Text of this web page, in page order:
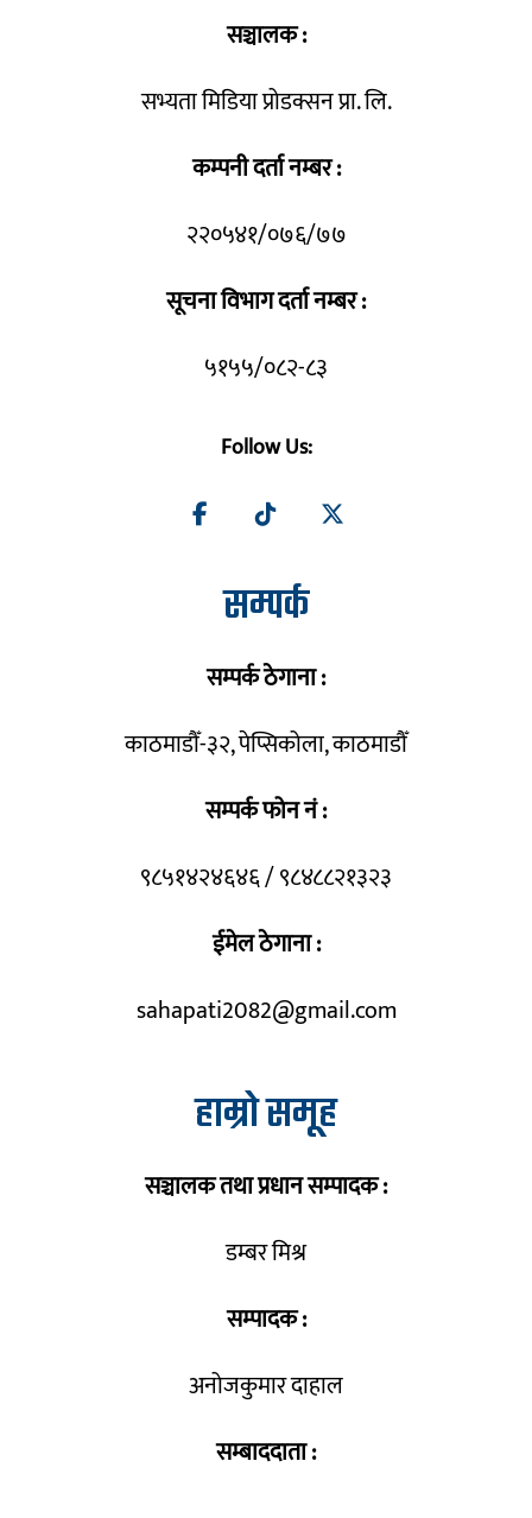
सञ्चालक :
सभ्यता मिडिया प्रोडक्सन प्रा. लि.
कम्पनी दर्ता नम्बर :
२२०५४१/०७६/७७
सूचना विभाग दर्ता नम्बर :
५१५५/०८२-८३
Follow Us:
सम्पर्क
सम्पर्क ठेगाना :
काठमाडौँ-३२, पेप्सिकोला, काठमाडौँ
सम्पर्क फोन नं :
९८५१४२४६४६ / ९८४८८२१३२३
ईमेल ठेगाना :
sahapati2082@gmail.com
हाम्रो समूह
सञ्चालक तथा प्रधान सम्पादक :
डम्बर मिश्र
सम्पादक :
अनोजकुमार दाहाल
सम्बाददाता :